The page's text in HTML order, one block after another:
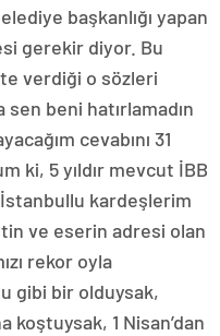
başkanlığı yapan
gerekir diyor. Bu
verdiği o sözleri
sen beni hatırlamadın
cevabını 31
ki, 5 yıldır mevcut İBB
kardeşlerim
ve eserin adresi olan
rekor oyla
gibi bir olduysak,
koştuysak, 1 Nisan’dan